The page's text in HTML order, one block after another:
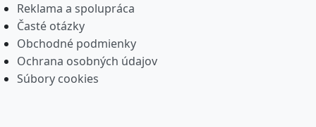
Reklama a spolupráca
Časté otázky
Obchodné podmienky
Ochrana osobných údajov
Súbory cookies